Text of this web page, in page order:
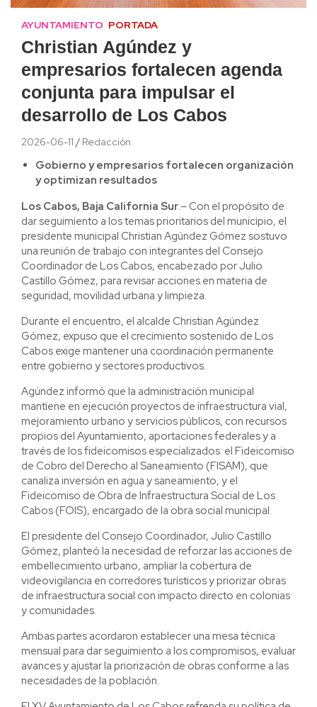
AYUNTAMIENTO PORTADA
Christian Agúndez y
empresarios fortalecen agenda
conjunta para impulsar el
desarrollo de Los Cabos
2026-06-11 Redacción
Gobierno y empresarios fortalecen organización
y optimizan resultados
Los Cabos, Baja California Sur.– Con el propósito de
dar seguimiento a los temas prioritarios del municipio, el
presidente municipal Christian Agúndez Gómez sostuvo
una reunión de trabajo con integrantes del Consejo
Coordinador de Los Cabos, encabezado por Julio
Castillo Gómez, para revisar acciones en materia de
seguridad, movilidad urbana y limpieza.
Durante el encuentro, el alcalde Christian Agúndez
Gómez, expuso que el crecimiento sostenido de Los
Cabos exige mantener una coordinación permanente
entre gobierno y sectores productivos.
Agúndez informó que la administración municipal
mantiene en ejecución proyectos de infraestructura vial,
mejoramiento urbano y servicios públicos, con recursos
propios del Ayuntamiento, aportaciones federales y a
través de los fideicomisos especializados: el Fideicomiso
de Cobro del Derecho al Saneamiento (FISAM), que
canaliza inversión en agua y saneamiento, y el
Fideicomiso de Obra de Infraestructura Social de Los
Cabos (FOIS), encargado de la obra social municipal.
El presidente del Consejo Coordinador, Julio Castillo
Gómez, planteó la necesidad de reforzar las acciones de
embellecimiento urbano, ampliar la cobertura de
videovigilancia en corredores turísticos y priorizar obras
de infraestructura social con impacto directo en colonias
y comunidades.
Ambas partes acordaron establecer una mesa técnica
mensual para dar seguimiento a los compromisos, evaluar
avances y ajustar la priorización de obras conforme a las
necesidades de la población.